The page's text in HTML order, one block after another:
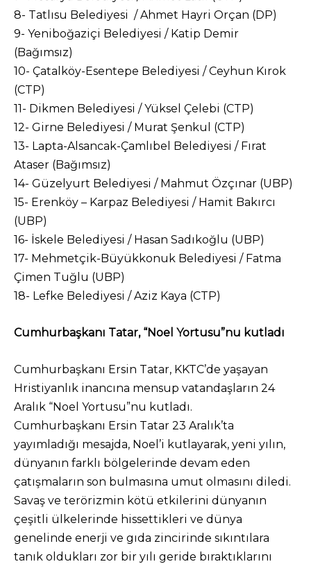
8- Tatlısu Belediyesi / Ahmet Hayri Orçan (DP)
9- Yeniboğaziçi Belediyesi / Katip Demir
(Bağımsız)
10- Çatalköy-Esentepe Belediyesi / Ceyhun Kırok
(CTP)
11- Dikmen Belediyesi / Yüksel Çelebi (CTP)
12- Girne Belediyesi / Murat Şenkul (CTP)
13- Lapta-Alsancak-Çamlıbel Belediyesi / Fırat
Ataser (Bağımsız)
14- Güzelyurt Belediyesi / Mahmut Özçınar (UBP)
15- Erenköy – Karpaz Belediyesi / Hamit Bakırcı
(UBP)
16- İskele Belediyesi / Hasan Sadıkoğlu (UBP)
17- Mehmetçik-Büyükkonuk Belediyesi / Fatma
Çimen Tuğlu (UBP)
18- Lefke Belediyesi / Aziz Kaya (CTP)
Cumhurbaşkanı Tatar, “Noel Yortusu”nu kutladı
Cumhurbaşkanı Ersin Tatar, KKTC’de yaşayan
Hristiyanlık inancına mensup vatandaşların 24
Aralık “Noel Yortusu”nu kutladı.
Cumhurbaşkanı Ersin Tatar 23 Aralık’ta
yayımladığı mesajda, Noel’i kutlayarak, yeni yılın,
dünyanın farklı bölgelerinde devam eden
çatışmaların son bulmasına umut olmasını diledi.
Savaş ve terörizmin kötü etkilerini dünyanın
çeşitli ülkelerinde hissettikleri ve dünya
genelinde enerji ve gıda zincirinde sıkıntılara
tanık oldukları zor bir yılı geride bıraktıklarını